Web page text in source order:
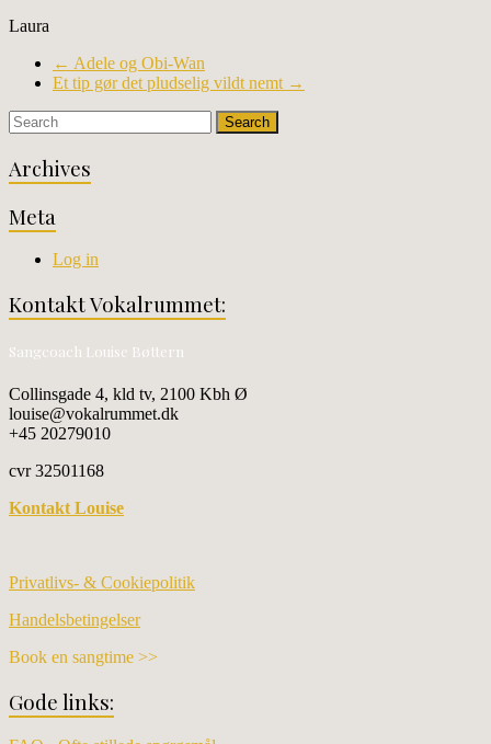
Laura
← Adele og Obi-Wan
Et tip gør det pludselig vildt nemt →
Archives
Meta
Log in
Kontakt Vokalrummet:
Sangcoach Louise Bøttern
Collinsgade 4, kld tv, 2100 Kbh Ø
louise@vokalrummet.dk
+45 20279010
cvr 32501168
Kontakt Louise
Privatlivs- & Cookiepolitik
Handelsbetingelser
Book en sangtime >>
Gode links: